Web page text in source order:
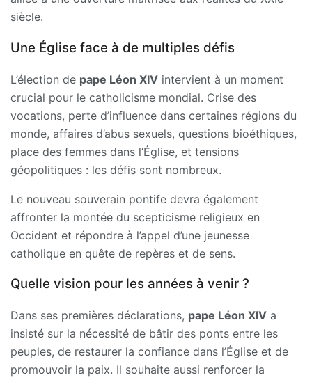
siècle.
Une Église face à de multiples défis
L’élection de pape Léon XIV intervient à un moment
crucial pour le catholicisme mondial. Crise des
vocations, perte d’influence dans certaines régions du
monde, affaires d’abus sexuels, questions bioéthiques,
place des femmes dans l’Église, et tensions
géopolitiques : les défis sont nombreux.
Le nouveau souverain pontife devra également
affronter la montée du scepticisme religieux en
Occident et répondre à l’appel d’une jeunesse
catholique en quête de repères et de sens.
Quelle vision pour les années à venir ?
Dans ses premières déclarations, pape Léon XIV a
insisté sur la nécessité de bâtir des ponts entre les
peuples, de restaurer la confiance dans l’Église et de
promouvoir la paix. Il souhaite aussi renforcer la